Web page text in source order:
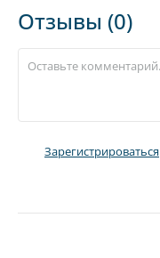
Отзывы (0)
Зарегистрироваться